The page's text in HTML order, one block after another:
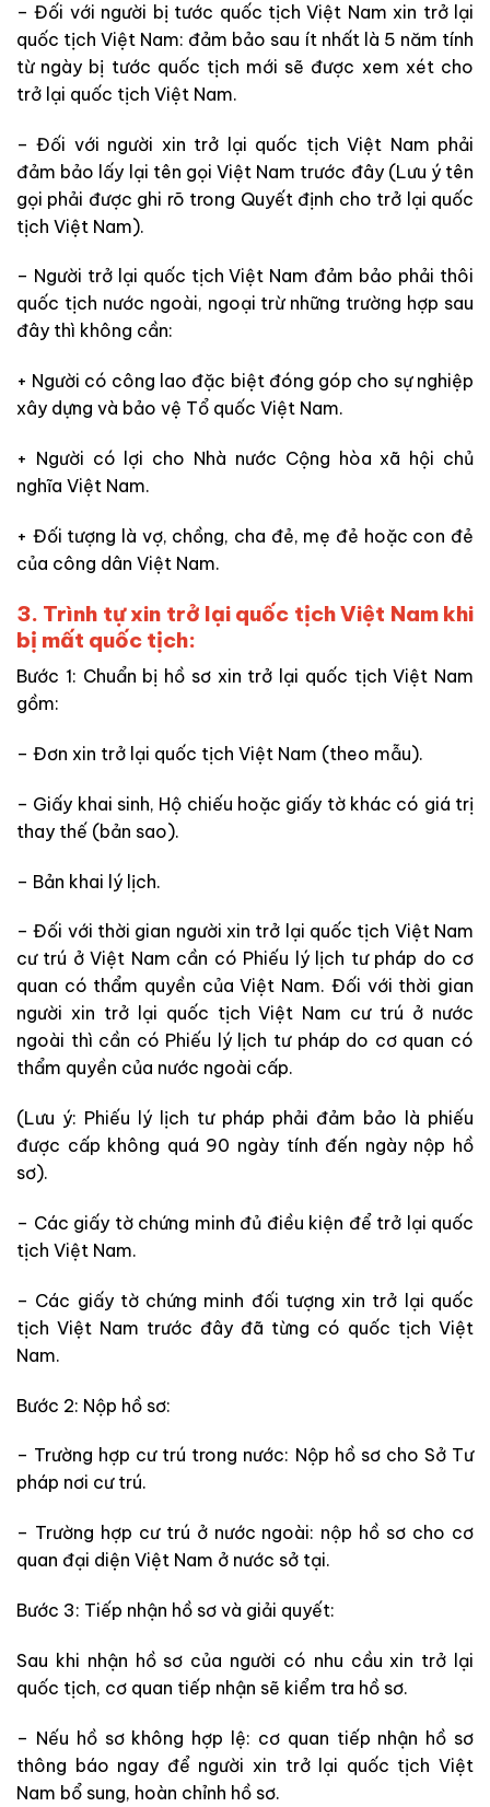
– Đối với người bị tước quốc tịch Việt Nam xin trở lại
quốc tịch Việt Nam: đảm bảo sau ít nhất là 5 năm tính
từ ngày bị tước quốc tịch mới sẽ được xem xét cho
trở lại quốc tịch Việt Nam.
– Đối với người xin trở lại quốc tịch Việt Nam phải
đảm bảo lấy lại tên gọi Việt Nam trước đây (Lưu ý tên
gọi phải được ghi rõ trong Quyết định cho trở lại quốc
tịch Việt Nam).
– Người trở lại quốc tịch Việt Nam đảm bảo phải thôi
quốc tịch nước ngoài, ngoại trừ những trường hợp sau
đây thì không cần:
+ Người có công lao đặc biệt đóng góp cho sự nghiệp
xây dựng và bảo vệ Tổ quốc Việt Nam.
+ Người có lợi cho Nhà nước Cộng hòa xã hội chủ
nghĩa Việt Nam.
+ Đối tượng là vợ, chồng, cha đẻ, mẹ đẻ hoặc con đẻ
của công dân Việt Nam.
3. Trình tự xin trở lại quốc tịch Việt Nam khi
bị mất quốc tịch:
Bước 1: Chuẩn bị hồ sơ xin trở lại quốc tịch Việt Nam
gồm:
– Đơn xin trở lại quốc tịch Việt Nam (theo mẫu).
– Giấy khai sinh, Hộ chiếu hoặc giấy tờ khác có giá trị
thay thế (bản sao).
– Bản khai lý lịch.
– Đối với thời gian người xin trở lại quốc tịch Việt Nam
cư trú ở Việt Nam cần có Phiếu lý lịch tư pháp do cơ
quan có thẩm quyền của Việt Nam. Đối với thời gian
người xin trở lại quốc tịch Việt Nam cư trú ở nước
ngoài thì cần có Phiếu lý lịch tư pháp do cơ quan có
thẩm quyền của nước ngoài cấp.
(Lưu ý: Phiếu lý lịch tư pháp phải đảm bảo là phiếu
được cấp không quá 90 ngày tính đến ngày nộp hồ
sơ).
– Các giấy tờ chứng minh đủ điều kiện để trở lại quốc
tịch Việt Nam.
– Các giấy tờ chứng minh đối tượng xin trở lại quốc
tịch Việt Nam trước đây đã từng có quốc tịch Việt
Nam.
Bước 2: Nộp hồ sơ:
– Trường hợp cư trú trong nước: Nộp hồ sơ cho Sở Tư
pháp nơi cư trú.
– Trường hợp cư trú ở nước ngoài: nộp hồ sơ cho cơ
quan đại diện Việt Nam ở nước sở tại.
Bước 3: Tiếp nhận hồ sơ và giải quyết:
Sau khi nhận hồ sơ của người có nhu cầu xin trở lại
quốc tịch, cơ quan tiếp nhận sẽ kiểm tra hồ sơ.
– Nếu hồ sơ không hợp lệ: cơ quan tiếp nhận hồ sơ
thông báo ngay để người xin trở lại quốc tịch Việt
Nam bổ sung, hoàn chỉnh hồ sơ.